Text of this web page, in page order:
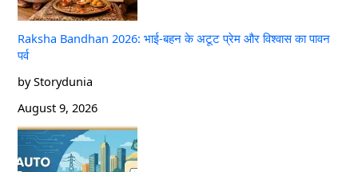
Raksha Bandhan 2026: भाई-बहन के अटूट प्रेम और विश्वास का पावन
पर्व
by Storydunia
August 9, 2026